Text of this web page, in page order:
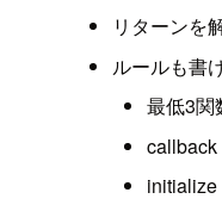
リターンを
ルールも書
最低3関
callback
initialize